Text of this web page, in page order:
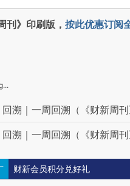
刊》印刷版， 按此优惠订阅
溯｜一周回溯（《财新周
溯｜一周回溯（《财新周
财新会员积分兑好礼